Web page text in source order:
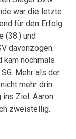
war die letzte
für den Erfolg
(38.) und
davonzogen.
kam nochmals
Mehr als der
mehr drin
ins Ziel. Aaron
zweistellig.